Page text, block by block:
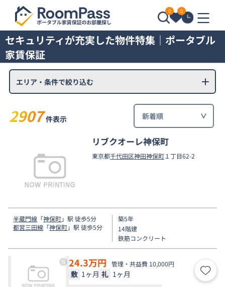
0 0
セキュリティが充実した物件特集｜ポータブル
家賃保証
エリア・条件で絞り込む
2907 件表示
リブクオーレ神保町
東京都千代田区神田神保町１丁目62-2
半蔵門線 「神保町」駅 徒歩5分
都営三田線 「神保町」駅 徒歩5分
築5年
14階建
鉄筋コンクリート
24.3万円 管理・共益費 10,000円
敷 1ヶ月 礼 1ヶ月 お気